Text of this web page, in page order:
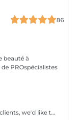
86
beauté à
Total rejuvenation from head to toe! Dear clients, we'd like to draw your attention to the fact that the actual massage time is indicated in parentheses next to the name of the massage. The duration list on the website includes time for room and client preparation. We strive to provide you with the highest quality and comfort. Thank you for your understanding. WHAT IS FULL BODY MASSAGE? It's a comprehensive massage that targets all major muscle groups, relieving stress, tension, and fatigue throughout the entire body. Using a combination of techniques, this treatment boosts circulation, relaxes the nervous system, and restores your natural energy balance. Ideal for those needing a full reset for both body and mind.